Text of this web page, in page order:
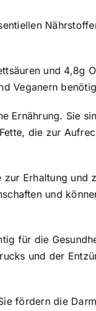
und 4,8g
Veganern
Ernährung. Sie
die zur
Erhaltung und
und
für die
und der
fördern die